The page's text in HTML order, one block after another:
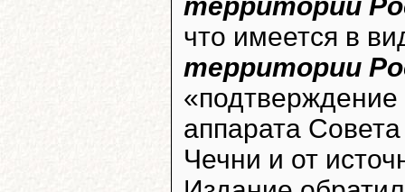
что имеется в
территории
«подтверждение
аппарата
Чечни и от